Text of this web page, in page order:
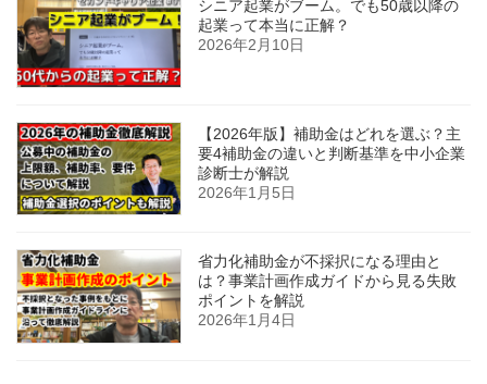
シニア起業がブーム。でも50歳以降の
起業って本当に正解？
2026年2月10日
【2026年版】補助金はどれを選ぶ？主
要4補助金の違いと判断基準を中小企業
診断士が解説
2026年1月5日
省力化補助金が不採択になる理由と
は？事業計画作成ガイドから見る失敗
ポイントを解説
2026年1月4日